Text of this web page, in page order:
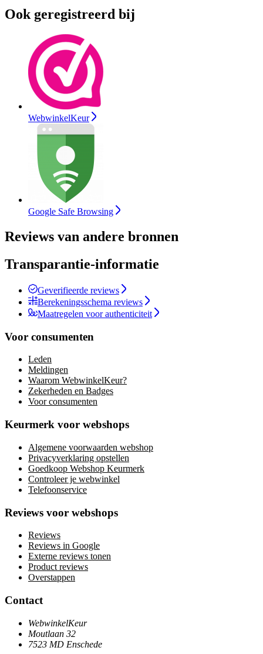
Ook geregistreerd bij
WebwinkelKeur
Google Safe Browsing
Reviews van andere bronnen
Transparantie-informatie
Geverifieerde reviews
Berekeningsschema reviews
Maatregelen voor authenticiteit
Voor consumenten
Leden
Meldingen
Waarom WebwinkelKeur?
Zekerheden en Badges
Voor consumenten
Keurmerk voor webshops
Algemene voorwaarden webshop
Privacyverklaring opstellen
Goedkoop Webshop Keurmerk
Controleer je webwinkel
Telefoonservice
Reviews voor webshops
Reviews
Reviews in Google
Externe reviews tonen
Product reviews
Overstappen
Contact
WebwinkelKeur
Moutlaan 32
7523 MD Enschede